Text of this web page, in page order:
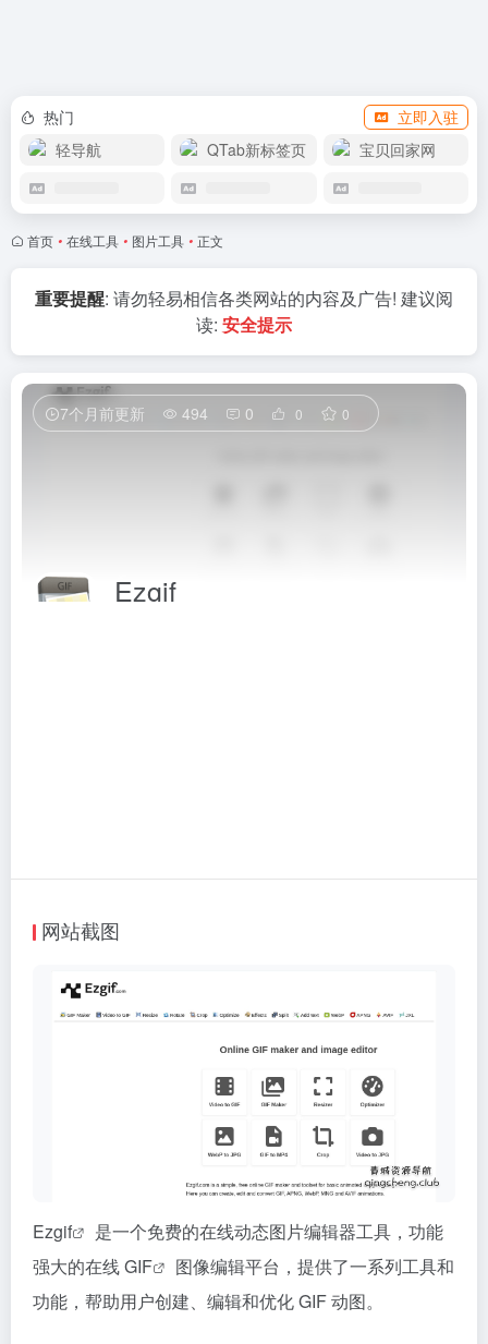
热门
立即入驻
轻导航
QTab新标签页 宝贝回家网
首页 • 在线工具 • 图片工具 • 正文
重要提醒: 请勿轻易相信各类网站的内容及广告! 建议阅
读: 安全提示
7个月前更新 494 0 0 0
Ezgif
网站截图
Ezgif
是一个免费的在线动态图片编辑器工具，功能
强大的在线GIF
图像编辑平台，提供了一系列工具和
功能，帮助用户创建、编辑和优化 GIF 动图。